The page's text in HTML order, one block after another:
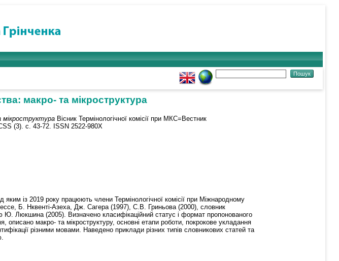
макро- та мікроструктура
мікроструктура Вісник Термінологічної комісії при МКС=Вестник
(3). с. 43-72. ISSN 2522-980X
яким із 2019 року працюють члени Термінологічної комісії при Міжнародному
Б. Нквенті-Азеха, Дж. Сагера (1997), С.В. Гриньова (2000), словник
Ю. Люкшина (2005). Визначено класифікаційний статус і формат пропонованого
макро- та мікроструктуру, основні етапи роботи, покрокове укладання
різними мовами. Наведено приклади різних типів словникових статей та